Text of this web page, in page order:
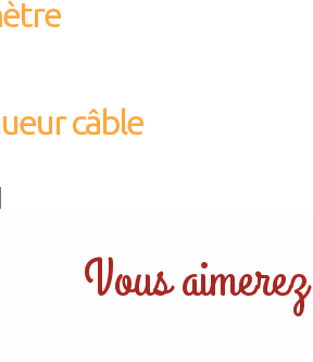
câble
Vous